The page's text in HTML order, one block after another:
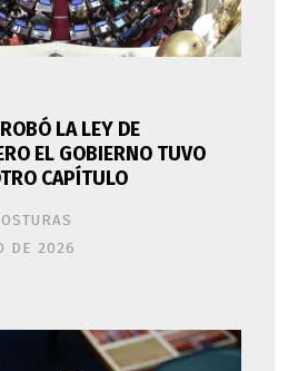
LA LEY DE
EL GOBIERNO TUVO
CAPÍTULO
DE 2026